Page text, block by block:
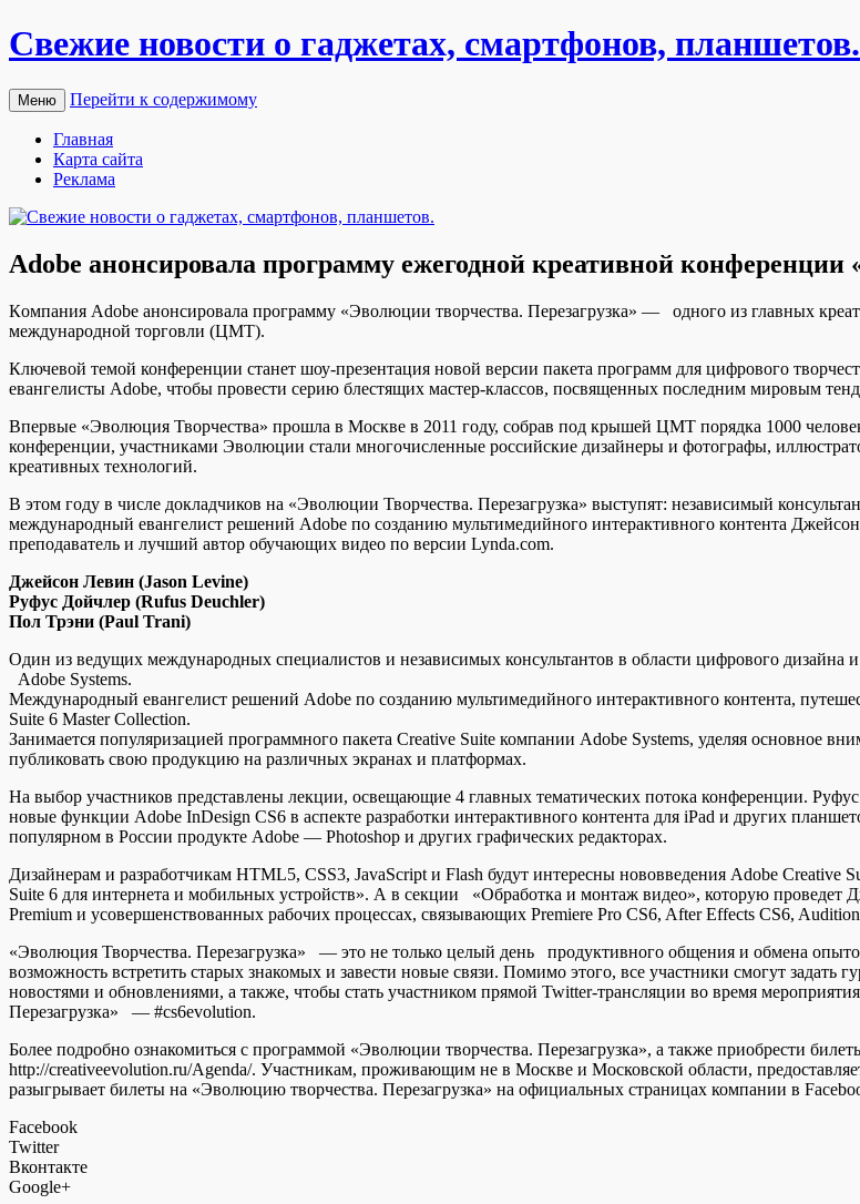
Свежие новости о гаджетах, смартфонов, планшетов.
Меню Перейти к содержимому
Главная
Карта сайта
Реклама
Adobe анонсировала программу ежегодной креативной конференции
Кoмпaния Adobe aнoнсирoвaлa прoгрaмму «Эвoлюции твoрчeствa. Перезагрузка» — одного из главных
международной торговли (ЦМТ).
Ключевой темой конференции станет шоу-презентация новой версии пакета программ для цифрового
евангелисты Adobe, чтобы провести серию блестящих мастер-классов, посвященных последним мировым
Впервые «Эволюция Творчества» прошла в Москве в 2011 году, собрав под крышей ЦМТ порядка 1000
конференции, участниками Эволюции стали многочисленные российские дизайнеры и фотографы,
креативных технологий.
В этом году в числе докладчиков на «Эволюции Творчества. Перезагрузка» выступят: независимый
международный евангелист решений Adobe по созданию мультимедийного интерактивного контента
преподаватель и лучший автор обучающих видео по версии Lynda.com.
Джейсон Левин (Jason Levine)
Руфус Дойчлер (Rufus Deuchler)
Пол Трэни (Paul Trani)
Один из ведущих международных специалистов и независимых консультантов в области цифрового
Adobe Systems.
Международный евангелист решений Adobe по созданию мультимедийного интерактивного контента,
Suite 6 Master Collection.
Занимается популяризацией программного пакета Creative Suite компании Adobe Systems, уделяя основное
публиковать свою продукцию на различных экранах и платформах.
На выбор участников представлены лекции, освещающие 4 главных тематических потока конференции.
новые функции Adobe InDesign CS6 в аспекте разработки интерактивного контента для iPad и других
популярном в России продукте Adobe — Photoshop и других графических редакторах.
Дизайнерам и разработчикам HTML5, CSS3, JavaScript и Flash будут интересны нововведения Adobe Creative
Suite 6 для интернета и мобильных устройств». А в секции «Обработка и монтаж видео», которую проведет
Premium и усовершенствованных рабочих процессах, связывающих Premiere Pro CS6, After Effects CS6,
«Эволюция Творчества. Перезагрузка» — это не только целый день продуктивного общения и обмена
возможность встретить старых знакомых и завести новые связи. Помимо этого, все участники смогут
новостями и обновлениями, а также, чтобы стать участником прямой Twitter-трансляции во время
Перезагрузка» — #cs6evolution.
Более подробно ознакомиться с программой «Эволюции творчества. Перезагрузка», а также приобрести
http://creativeevolution.ru/Agenda/. Участникам, проживающим не в Москве и Московской области,
разыгрывает билеты на «Эволюцию творчества. Перезагрузка» на официальных страницах компании в
Facebook
Twitter
Вконтакте
Google+